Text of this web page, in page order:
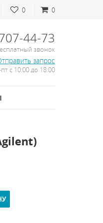
0
0
44-73
звонок
запрос
с 10:00 до 18:00